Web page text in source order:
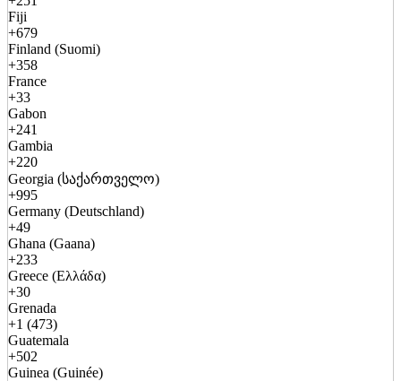
Fiji
+679
Finland (Suomi)
+358
France
+33
Gabon
+241
Gambia
+220
Georgia (საქართველო)
+995
Germany (Deutschland)
+49
Ghana (Gaana)
+233
Greece (Ελλάδα)
+30
Grenada
+1 (473)
Guatemala
+502
Guinea (Guinée)